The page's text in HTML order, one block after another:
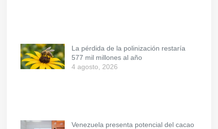
La pérdida de la polinización restaría
577 mil millones al año
4 agosto, 2026
Venezuela presenta potencial del cacao